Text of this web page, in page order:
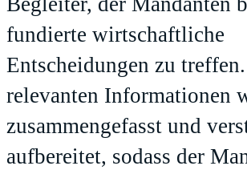
fundierte wirtschaftliche
Entscheidungen zu
relevanten Informationen
zusammengefasst und
aufbereitet, sodass der